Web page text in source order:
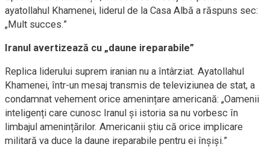
ayatollahul Khamenei, liderul de la Casa Albă a răspuns sec:
„Mult succes.”
Iranul avertizează cu „daune ireparabile”
Replica liderului suprem iranian nu a întârziat. Ayatollahul
Khamenei, într-un mesaj transmis de televiziunea de stat, a
condamnat vehement orice amenințare americană: „Oamenii
inteligenți care cunosc Iranul și istoria sa nu vorbesc în
limbajul amenințărilor. Americanii știu că orice implicare
militară va duce la daune ireparabile pentru ei înșiși.”